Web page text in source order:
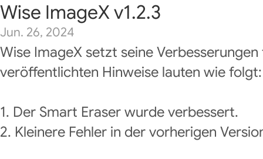
Wise ImageX v1.2.3
Jun. 26, 2024
Wise ImageX setzt seine
veröffentlichten Hinweise lauten wie folgt:
1. Der Smart Eraser wurde verbessert.
2. Kleinere Fehler in der vorherigen